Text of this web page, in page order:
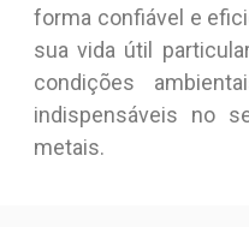
forma confiável e
sua vida útil
condições
indispensáveis no
metais.